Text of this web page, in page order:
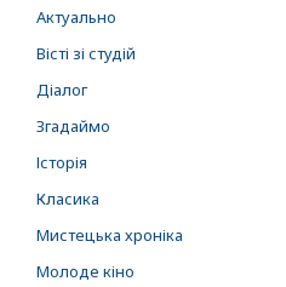
Актуально
Вісті зі студій
Діалог
Згадаймо
Історія
Класика
Мистецька хроніка
Молоде кіно